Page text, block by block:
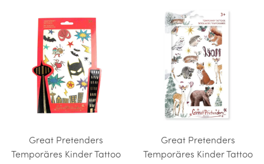
Great Pretenders
Temporäres Kinder Tattoo
Great Pretenders
Temporäres Kinder Tattoo